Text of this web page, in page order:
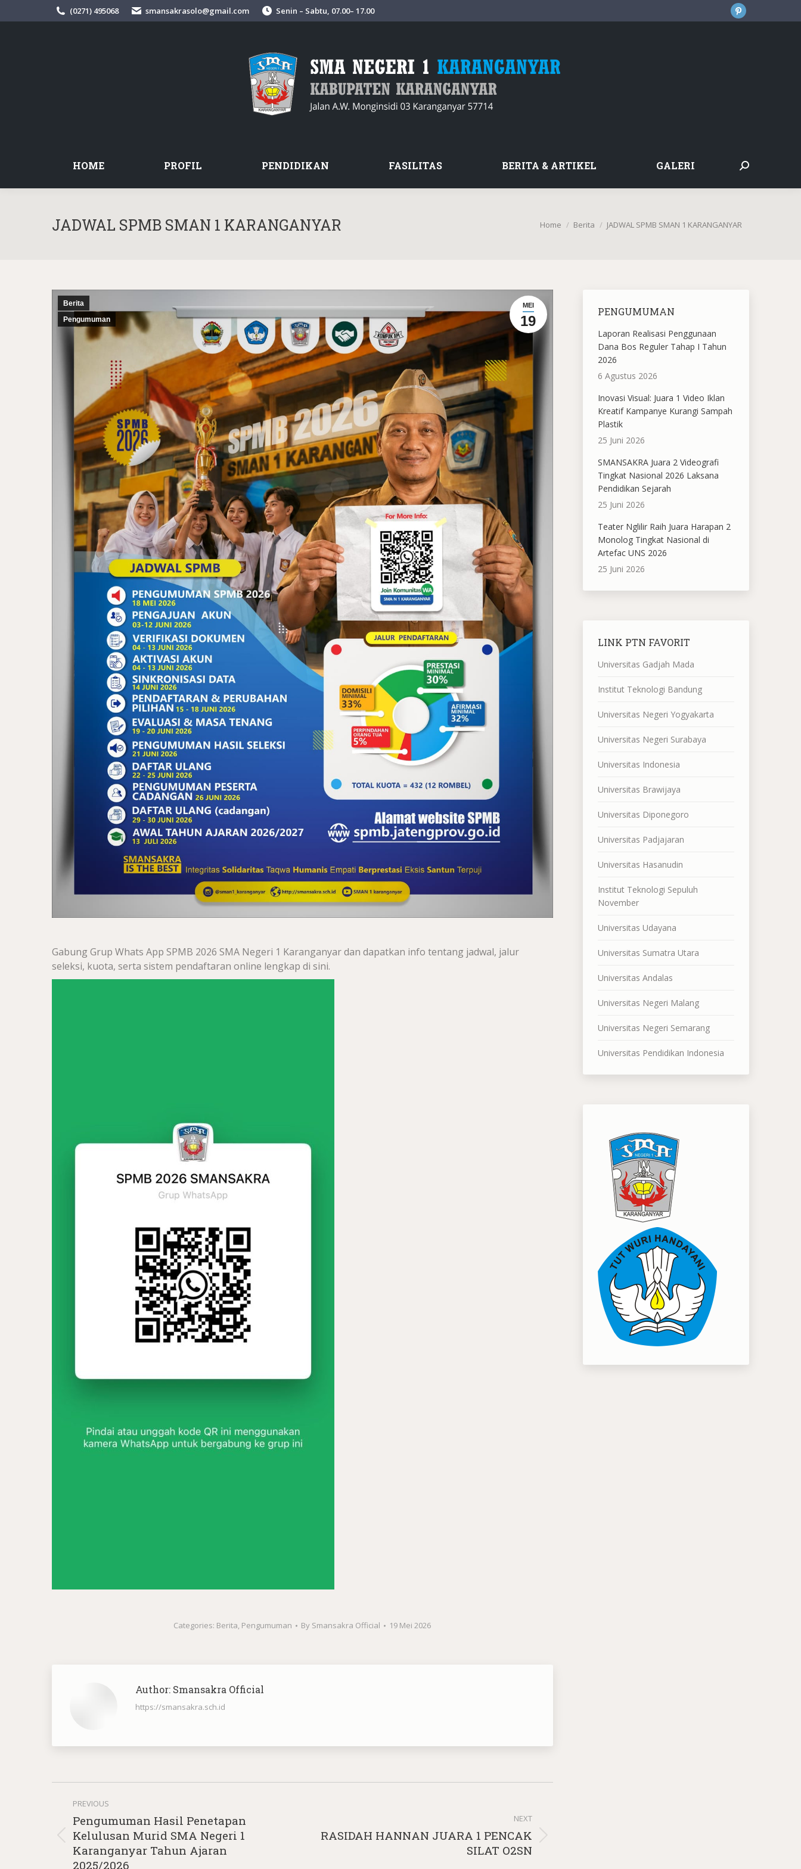
(0271) 495068 smansakrasolo@gmail.com Senin – Sabtu, 07.00– 17.00
Pinterest
HOME PROFIL PENDIDIKAN FASILITAS BERITA & ARTIKEL GALERI Search:
JADWAL SPMB SMAN 1 KARANGANYAR You are here:
Home Berita JADWAL SPMB SMAN 1 KARANGANYAR
MEI
19
Berita
Pengumuman
Gabung Grup Whats App SPMB 2026 SMA Negeri 1 Karanganyar dan dapatkan info tentang jadwal, jalur
seleksi, kuota, serta sistem pendaftaran online lengkap di sini.
Categories: Berita, Pengumuman By Smansakra Official 19 Mei 2026
Author: Smansakra Official
https://smansakra.sch.id
Post
navigation
PREVIOUS
Previous
post:
Pengumuman Hasil Penetapan
Kelulusan Murid SMA Negeri 1
Karanganyar Tahun Ajaran
2025/2026
NEXT
Next
RASIDAH HANNAN JUARA 1 PENCAK
SILAT O2SN
PENGUMUMAN
Laporan Realisasi Penggunaan
Dana Bos Reguler Tahap I Tahun
2026
6 Agustus 2026
Inovasi Visual: Juara 1 Video Iklan
Kreatif Kampanye Kurangi Sampah
Plastik
25 Juni 2026
SMANSAKRA Juara 2 Videografi
Tingkat Nasional 2026 Laksana
Pendidikan Sejarah
25 Juni 2026
Teater Nglilir Raih Juara Harapan 2
Monolog Tingkat Nasional di
Artefac UNS 2026
25 Juni 2026
LINK PTN FAVORIT
Universitas Gadjah Mada
Institut Teknologi Bandung
Universitas Negeri Yogyakarta
Universitas Negeri Surabaya
Universitas Indonesia
Universitas Brawijaya
Universitas Diponegoro
Universitas Padjajaran
Universitas Hasanudin
Institut Teknologi Sepuluh
November
Universitas Udayana
Universitas Sumatra Utara
Universitas Andalas
Universitas Negeri Malang
Universitas Negeri Semarang
Universitas Pendidikan Indonesia